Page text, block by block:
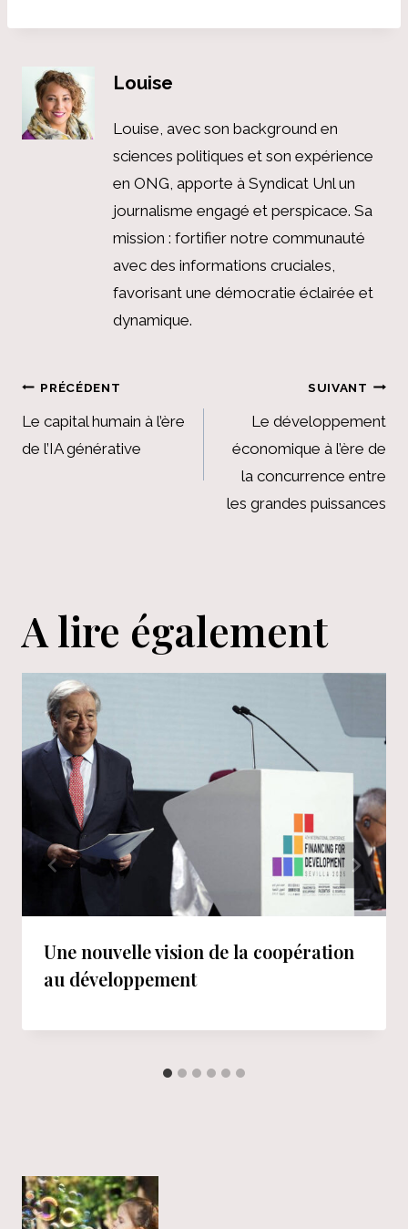
Louise
Louise, avec son background en
sciences politiques et son expérience
en ONG, apporte à Syndicat Unl un
journalisme engagé et perspicace. Sa
mission : fortifier notre communauté
avec des informations cruciales,
favorisant une démocratie éclairée et
dynamique.
Navigation
de
l’article
PRÉCÉDENT
Le capital humain à l’ère
de l’IA générative
SUIVANT
Le développement
économique à l’ère de
la concurrence entre
les grandes puissances
A lire également
Une nouvelle vision de la coopération
au développement